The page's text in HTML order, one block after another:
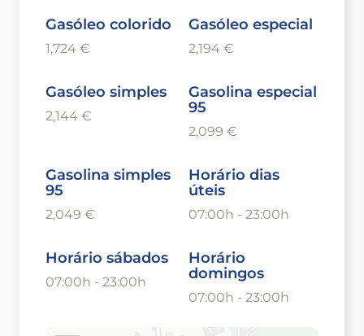
Gasóleo colorido
1,724 €
Gasóleo especial
2,194 €
Gasóleo simples
2,144 €
Gasolina especial
95
2,099 €
Gasolina simples
95
2,049 €
Horário dias
úteis
07:00h - 23:00h
Horário sábados
07:00h - 23:00h
Horário
domingos
07:00h - 23:00h